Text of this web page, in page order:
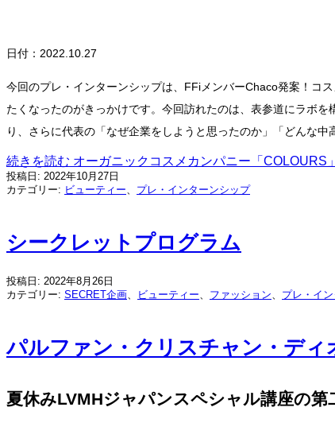
日付：2022.10.27
今回のプレ・インターンシップは、FFiメンバーChaco発案！コ
たくなったのがきっかけです。今回訪れたのは、表参道にラボ
り、さらに代表の「なぜ企業をしようと思ったのか」「どんな
続きを読む オーガニックコスメカンパニー「COLOURS
投稿日: 2022年10月27日
カテゴリー: ビューティー プレ・インターンシップ
シークレットプログラム
投稿日: 2022年8月26日
カテゴリー: SECRET企画、 ビューティー、 ファッション、 プレ・イ
パルファン・クリスチャン・ディ
夏休みLVMHジャパンスペシャル講座の